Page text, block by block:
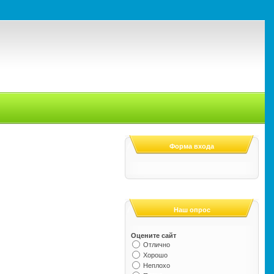
Форма входа
Наш опрос
Оцените сайт
Отлично
Хорошо
Неплохо